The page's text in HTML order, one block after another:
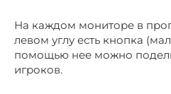
На каждом мониторе в
левом углу есть кнопка
помощью нее можно
игроков.